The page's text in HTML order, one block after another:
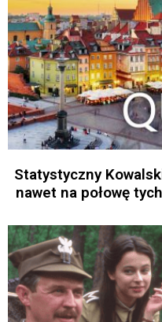
Statystyczny
nawet na połowę